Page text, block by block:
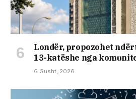
Londër, propozohet
13-katëshe nga
6 Gusht, 2026